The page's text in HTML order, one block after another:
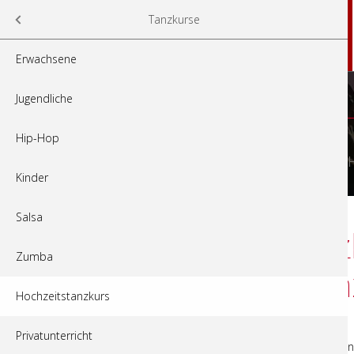
überspringen
Aktuelles Tanzkurse
, 3 Termine à 75
Tanzschule Laurana Tanzkurse
Erwachsene
Jugendliche
Hip-Hop
Kinder
Salsa
Zumba
Hochzeitstanzkurs
Privatunterricht